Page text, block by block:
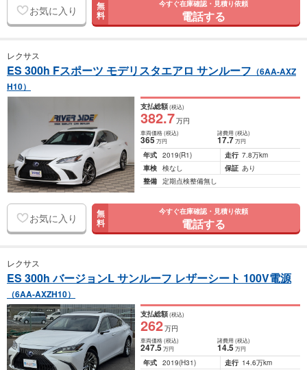
お気に入り 無
料
今すぐ在庫確認・見積り依頼
電話する
レクサス
ES 300h Fスポーツ モデリスタエアロ サンルーフ （6AA-AXZ
H10）
支払総額(税込)
382.7万円
車両価格(税込)
365万円
諸費用 (税込)
17.7 万円
年式 2019(R1) 走行 7.8万km
車検 検なし 保証 あり
整備 定期点検整備無し
お気に入り 無
料
今すぐ在庫確認・見積り依頼
電話する
レクサス
ES 300h バージョンL サンルーフ レザーシート 100V電源
（6AA-AXZH10）
支払総額(税込)
262万円
車両価格(税込)
247.5万円
諸費用 (税込)
14.5 万円
年式 2019(H31) 走行 14.6万km